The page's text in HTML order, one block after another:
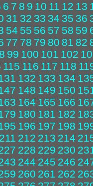
6 7 8 9 10 11 12 13
31 32 33 34 35 36
54 55 56 57 58 59
77 78 79 80 81 82
99 100 101 102
115 116 117 118
132 133 134
148 149 150
164 165 166
180 181 182
196 197 198
211 212 213 214
228 229 230
244 245 246
260 261 262